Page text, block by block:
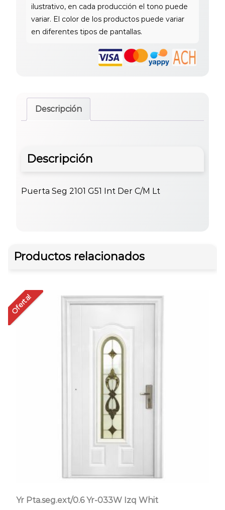
Descripción
Descripción
Puerta Seg 2101 G51 Int Der C/M Lt
Productos relacionados
Oferta!
Yr Pta.seg.ext/0.6 Yr-033W Izq Whit